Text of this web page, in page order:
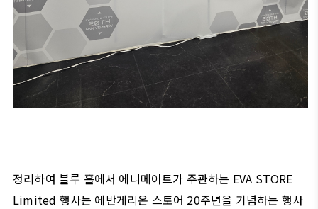
정리하여 블루 홀에서 에니메이트가 주관하는 EVA STORE
Limited 행사는 에반게리온 스토어 20주년을 기념하는 행사